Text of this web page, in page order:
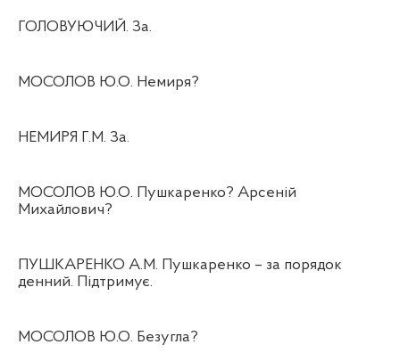
ГОЛОВУЮЧИЙ. За.
МОСОЛОВ Ю.О. Немиря?
НЕМИРЯ Г.М. За.
МОСОЛОВ Ю.О. Пушкаренко? Арсеній
Михайлович?
ПУШКАРЕНКО А.М. Пушкаренко – за порядок
денний. Підтримує.
МОСОЛОВ Ю.О. Безугла?